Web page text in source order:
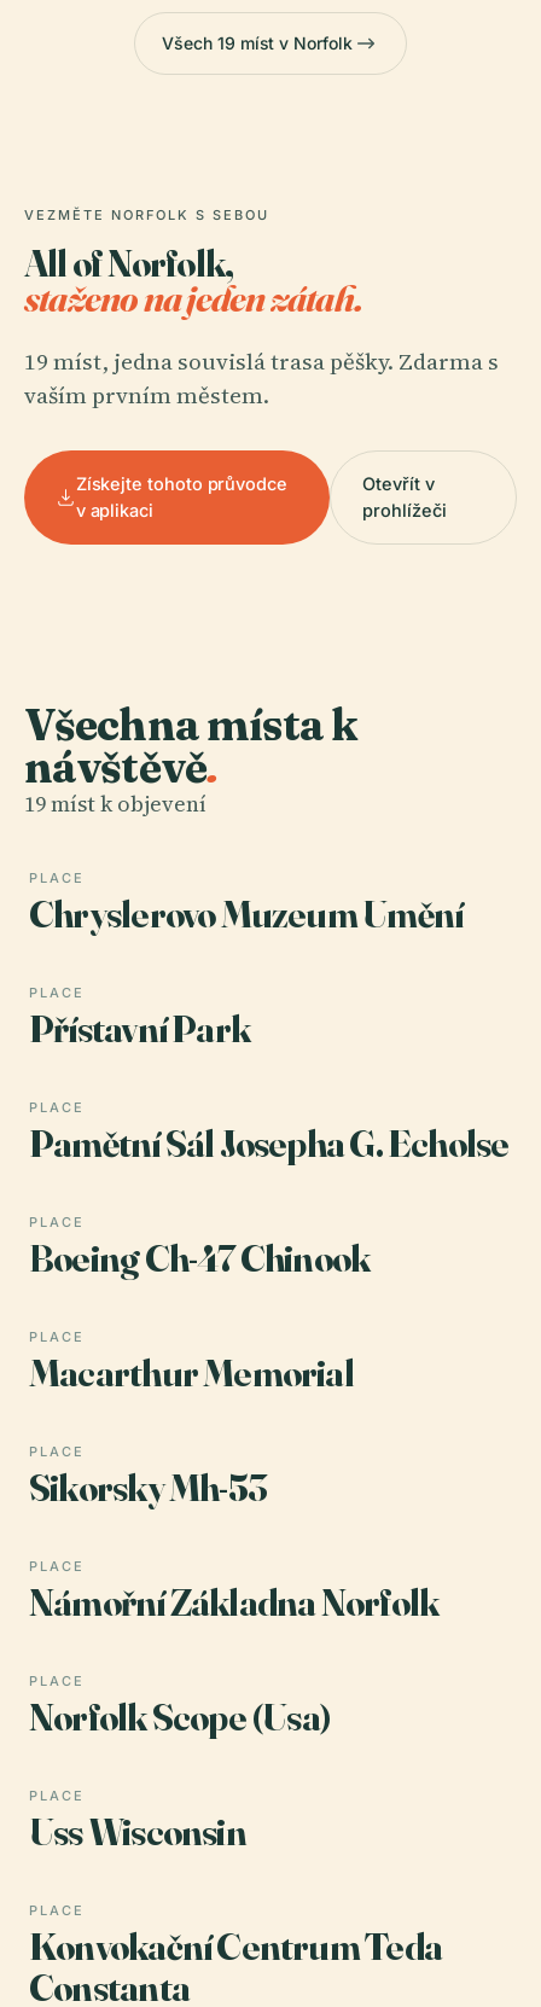
Všech 19 míst v Norfolk
VEZMĚTE NORFOLK S SEBOU
All of Norfolk,
staženo na jeden zátah.
19 míst, jedna souvislá trasa pěšky. Zdarma s
vaším prvním městem.
Získejte tohoto průvodce
v aplikaci
Otevřít v
prohlížeči
Všechna místa k
návštěvě.
19 míst k objevení
PLACE
Chryslerovo Muzeum Umění
PLACE
Přístavní Park
PLACE
Pamětní Sál Josepha G. Echolse
PLACE
Boeing Ch-47 Chinook
PLACE
Macarthur Memorial
PLACE
Sikorsky Mh-53
PLACE
Námořní Základna Norfolk
PLACE
Norfolk Scope (Usa)
PLACE
Uss Wisconsin
PLACE
Konvokační Centrum Teda
Constanta